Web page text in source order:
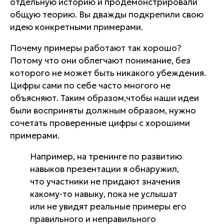
общую теорию. Вы дважды подкрепили свою
идею конкретными примерами.
Почему примеры работают так хорошо?
Потому что они облегчают понимание, без
которого не может быть никакого убеждения.
Цифры сами по себе часто многого не
объясняют. Таким образом,чтобы наши идеи
были восприняты должным образом, нужно
сочетать проверенные цифры с хорошими
примерами.
Например, на тренинге по развитию
навыков презентации я обнаружил,
что участники не придают значения
какому-то навыку, пока не услышат
или не увидят реальные примеры его
правильного и неправильного